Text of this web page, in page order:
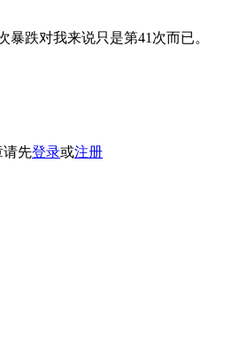
跌对我来说只是第41次而已。
请先登录或注册